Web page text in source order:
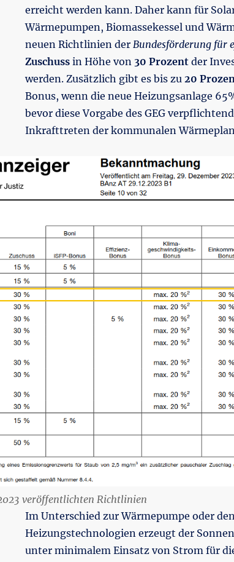
erreicht werden kann. Daher kann für
Wärmepumpen, Biomassekessel und
neuen Richtlinien der Bundesförderung für
Zuschuss in Höhe von 30 Prozentder
werden. Zusätzlich gibt es bis zu 20
Bonus, wenn die neue Heizungsanlage
bevor diese Vorgabe des GEG
Inkrafttreten der kommunalen
veröffentlichten Richtlinien
Im Unterschied zur Wärmepumpe oder
Heizungstechnologien erzeugt der
unter minimalem Einsatz von Strom für